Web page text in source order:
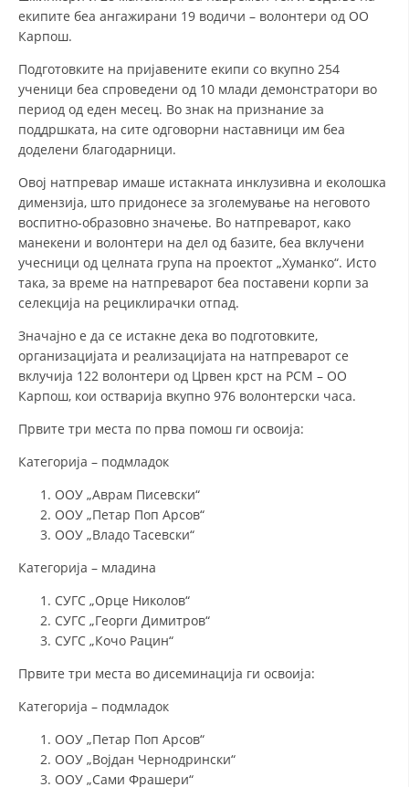
екипите беа ангажирани 19 водичи – волонтери од ОО
Карпош.
Подготовките на пријавените екипи со вкупно 254
ученици беа спроведени од 10 млади демонстратори во
период од еден месец. Во знак на признание за
поддршката, на сите одговорни наставници им беа
доделени благодарници.
Овој натпревар имаше истакната инклузивна и еколошка
димензија, што придонесе за зголемување на неговото
воспитно-образовно значење. Во натпреварот, како
манекени и волонтери на дел од базите, беа вклучени
учесници од целната група на проектот „Хуманко“. Исто
така, за време на натпреварот беа поставени корпи за
селекција на рециклирачки отпад.
Значајно е да се истакне дека во подготовките,
организацијата и реализацијата на натпреварот се
вклучија 122 волонтери од Црвен крст на РСМ – ОО
Карпош, кои остварија вкупно 976 волонтерски часа.
Првите три места по прва помош ги освоија:
Категорија – подмладок
ООУ „Аврам Писевски“
ООУ „Петар Поп Арсов“
ООУ „Владо Тасевски“
Категорија – младина
СУГС „Орце Николов“
СУГС „Георги Димитров“
СУГС „Кочо Рацин“
Првите три места во дисеминација ги освоија:
Категорија – подмладок
ООУ „Петар Поп Арсов“
ООУ „Војдан Чернодрински“
ООУ „Сами Фрашери“